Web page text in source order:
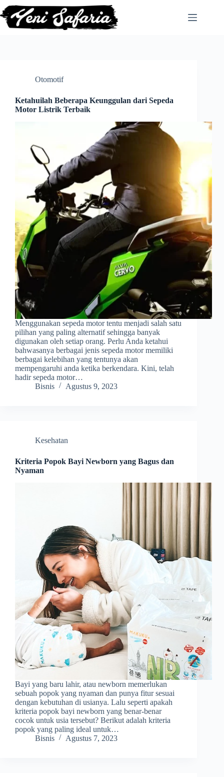
Skip
to
content
Otomotif
Ketahuilah Beberapa Keunggulan dari Sepeda
Motor Listrik Terbaik
Menggunakan sepeda motor tentu menjadi salah satu
pilihan yang paling alternatif sehingga banyak
digunakan oleh setiap orang. Perlu Anda ketahui
bahwasanya berbagai jenis sepeda motor memiliki
berbagai kelebihan yang tentunya akan
mempengaruhi anda ketika berkendara. Kini, telah
hadir sepeda motor…
Bisnis
Agustus 9, 2023
Kesehatan
Kriteria Popok Bayi Newborn yang Bagus dan
Nyaman
Bayi yang baru lahir, atau newborn memerlukan
sebuah popok yang nyaman dan punya fitur sesuai
dengan kebutuhan di usianya. Lalu seperti apakah
kriteria popok bayi newborn yang benar-benar
cocok untuk usia tersebut? Berikut adalah kriteria
popok yang paling ideal untuk…
Bisnis
Agustus 7, 2023